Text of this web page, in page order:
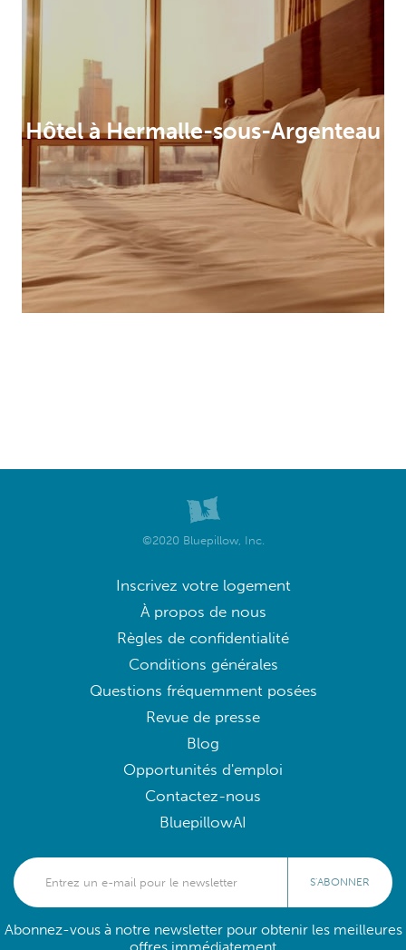
Hôtel à Hermalle-sous-Argenteau
©2020 Bluepillow, Inc.
Inscrivez votre logement
À propos de nous
Règles de confidentialité
Conditions générales
Questions fréquemment posées
Revue de presse
Blog
Opportunités d'emploi
Contactez-nous
BluepillowAI
S'ABONNER
Abonnez-vous à notre newsletter pour obtenir les meilleures
offres immédiatement